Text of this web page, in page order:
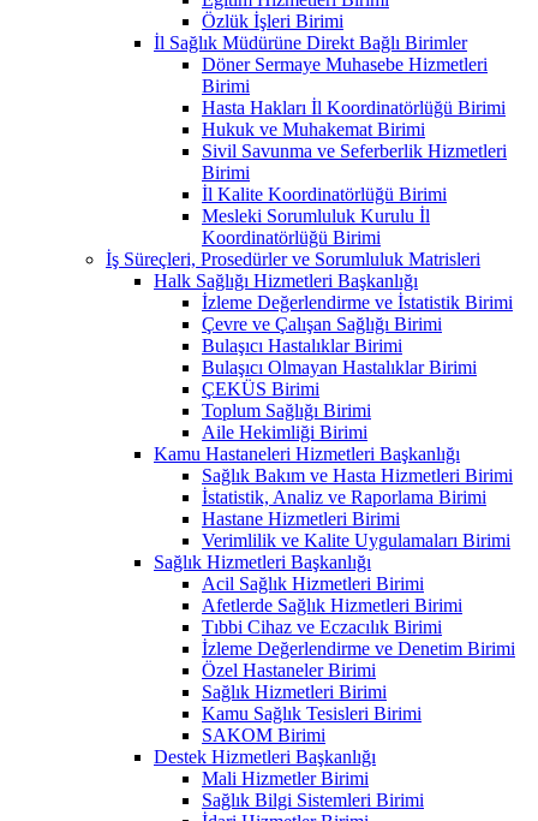
Özlük İşleri Birimi
İl Sağlık Müdürüne Direkt Bağlı Birimler
Döner Sermaye Muhasebe Hizmetleri
Birimi
Hasta Hakları İl Koordinatörlüğü Birimi
Hukuk ve Muhakemat Birimi
Sivil Savunma ve Seferberlik Hizmetleri
Birimi
İl Kalite Koordinatörlüğü Birimi
Mesleki Sorumluluk Kurulu İl
Koordinatörlüğü Birimi
İş Süreçleri, Prosedürler ve Sorumluluk Matrisleri
Halk Sağlığı Hizmetleri Başkanlığı
İzleme Değerlendirme ve İstatistik Birimi
Çevre ve Çalışan Sağlığı Birimi
Bulaşıcı Hastalıklar Birimi
Bulaşıcı Olmayan Hastalıklar Birimi
ÇEKÜS Birimi
Toplum Sağlığı Birimi
Aile Hekimliği Birimi
Kamu Hastaneleri Hizmetleri Başkanlığı
Sağlık Bakım ve Hasta Hizmetleri Birimi
İstatistik, Analiz ve Raporlama Birimi
Hastane Hizmetleri Birimi
Verimlilik ve Kalite Uygulamaları Birimi
Sağlık Hizmetleri Başkanlığı
Acil Sağlık Hizmetleri Birimi
Afetlerde Sağlık Hizmetleri Birimi
Tıbbi Cihaz ve Eczacılık Birimi
İzleme Değerlendirme ve Denetim Birimi
Özel Hastaneler Birimi
Sağlık Hizmetleri Birimi
Kamu Sağlık Tesisleri Birimi
SAKOM Birimi
Destek Hizmetleri Başkanlığı
Mali Hizmetler Birimi
Sağlık Bilgi Sistemleri Birimi